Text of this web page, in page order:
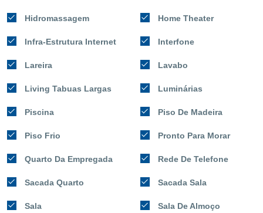
Hidromassagem Home Theater
Infra-Estrutura Internet Interfone
Lareira Lavabo
Living Tabuas Largas Luminárias
Piscina Piso De Madeira
Piso Frio Pronto Para Morar
Quarto Da Empregada Rede De Telefone
Sacada Quarto Sacada Sala
Sala Sala De Almoço